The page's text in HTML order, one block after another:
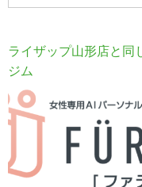
ライザップ山形店と同
ジム